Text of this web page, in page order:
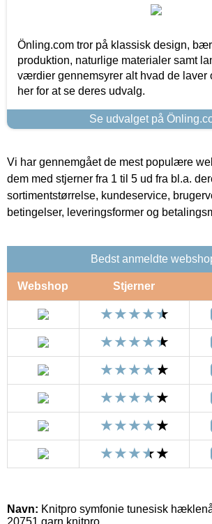
Önling.com tror på klassisk design,
produktion, naturlige materialer samt
værdier gennemsyrer alt hvad de laver
her for at se deres udvalg.
Se udvalget på
Vi har gennemgået de mest populære
dem med stjerner fra 1 til 5 ud fra bl.a.
sortimentstørrelse, kundeservice,
betingelser, leveringsformer og
Bedst anmeldte
Webshop Stjerner
Navn: Knitpro symfonie tunesisk
20751 garn knitpro